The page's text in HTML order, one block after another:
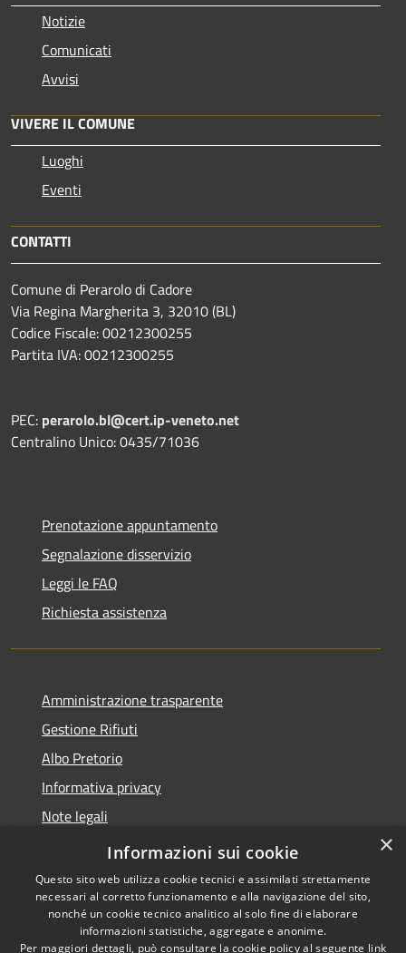
Notizie
Comunicati
Avvisi
VIVERE IL COMUNE
Luoghi
Eventi
CONTATTI
Comune di Perarolo di Cadore
Via Regina Margherita 3, 32010 (BL)
Codice Fiscale: 00212300255
Partita IVA: 00212300255
PEC: perarolo.bl@cert.ip-veneto.net
Centralino Unico: 0435/71036
Prenotazione appuntamento
Segnalazione disservizio
Leggi le FAQ
Richiesta assistenza
Amministrazione trasparente
Gestione Rifiuti
Albo Pretorio
Informativa privacy
Note legali
Dichiarazione di accessibilità
Copyright © 2026 • Comune di
×
Informazioni sui cookie
Questo sito web utilizza cookie tecnici e assimilati strettamente
necessari al corretto funzionamento e alla navigazione del sito,
nonché un cookie tecnico analitico al solo fine di elaborare
informazioni statistiche, aggregate e anonime.
Per maggiori dettagli, può consultare la cookie policy al seguente link